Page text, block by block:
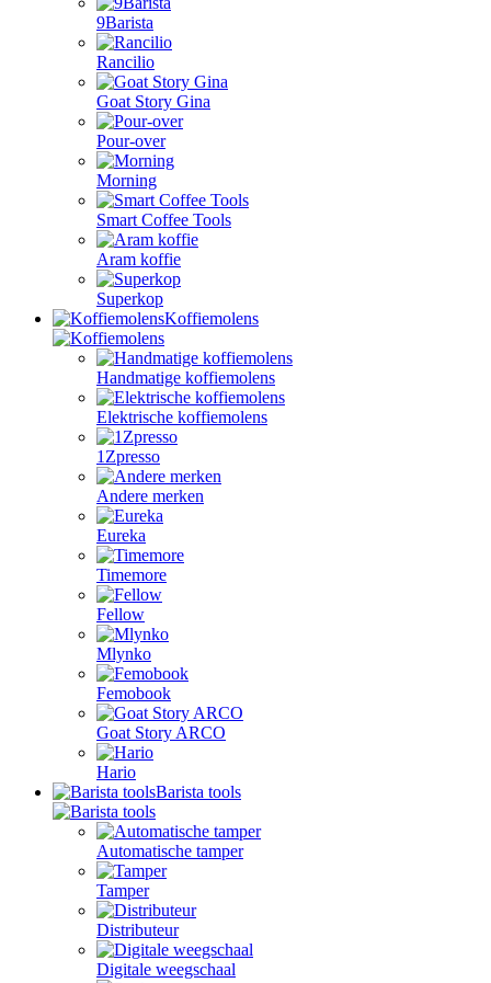
9Barista
Rancilio
Goat Story Gina
Pour-over
Morning
Smart Coffee Tools
Aram koffie
Superkop
Koffiemolens
Handmatige koffiemolens
Elektrische koffiemolens
1Zpresso
Andere merken
Eureka
Timemore
Fellow
Mlynko
Femobook
Goat Story ARCO
Hario
Barista tools
Automatische tamper
Tamper
Distributeur
Digitale weegschaal